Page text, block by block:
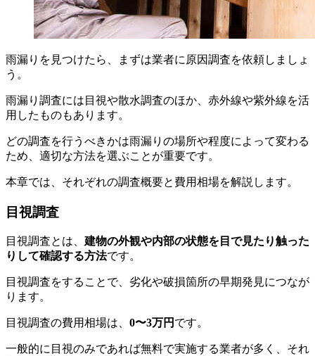
雨漏りを見つけたら、まずは業者に原因調査を依頼しましょ
う。
雨漏り調査には目視や散水調査のほか、赤外線や紫外線を活
用したものもあります。
どの調査を行うべきかは雨漏りの場所や程度によって変わる
ため、適切な方法を選ぶことが重要です。
本章では、それぞれの調査概要と費用相場を解説します。
目視調査
目視調査とは、 建物の外観や内部の状態を目で見たり触った
りして確認する方法です。
目視調査をすることで、劣化や破損箇所の早期発見につなが
ります。
目視調査の費用相場は、 0〜3万円 です。
一般的に目視のみであれば無料で実施する業者が多く、それ